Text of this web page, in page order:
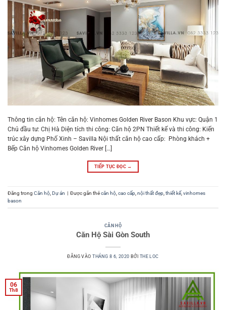
Thông tin căn hộ: Tên căn hộ: Vinhomes Golden River Bason Khu vực: Quận 1
Chủ đầu tư: Chị Hà Diện tích thi công: Căn hộ 2PN Thiết kế và thi công: Kiến
trúc xây dựng Phố Xinh – Savilla Nội thất căn hộ cao cấp: Phòng khách +
Bếp Căn hộ Vinhomes Golden River […]
TIẾP TỤC ĐỌC →
Đăng trong Căn hộ,Dự án | Được gắn thẻcăn hộ,cao cấp,nội thất đẹp,thiết kế,vinhomes
bason
CĂN HỘ
Căn Hộ Sài Gòn South
ĐĂNG VÀOTHÁNG 8 6, 2020 BỞI THE LOC
06
Th8